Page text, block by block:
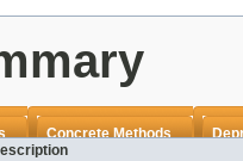
Concrete Methods